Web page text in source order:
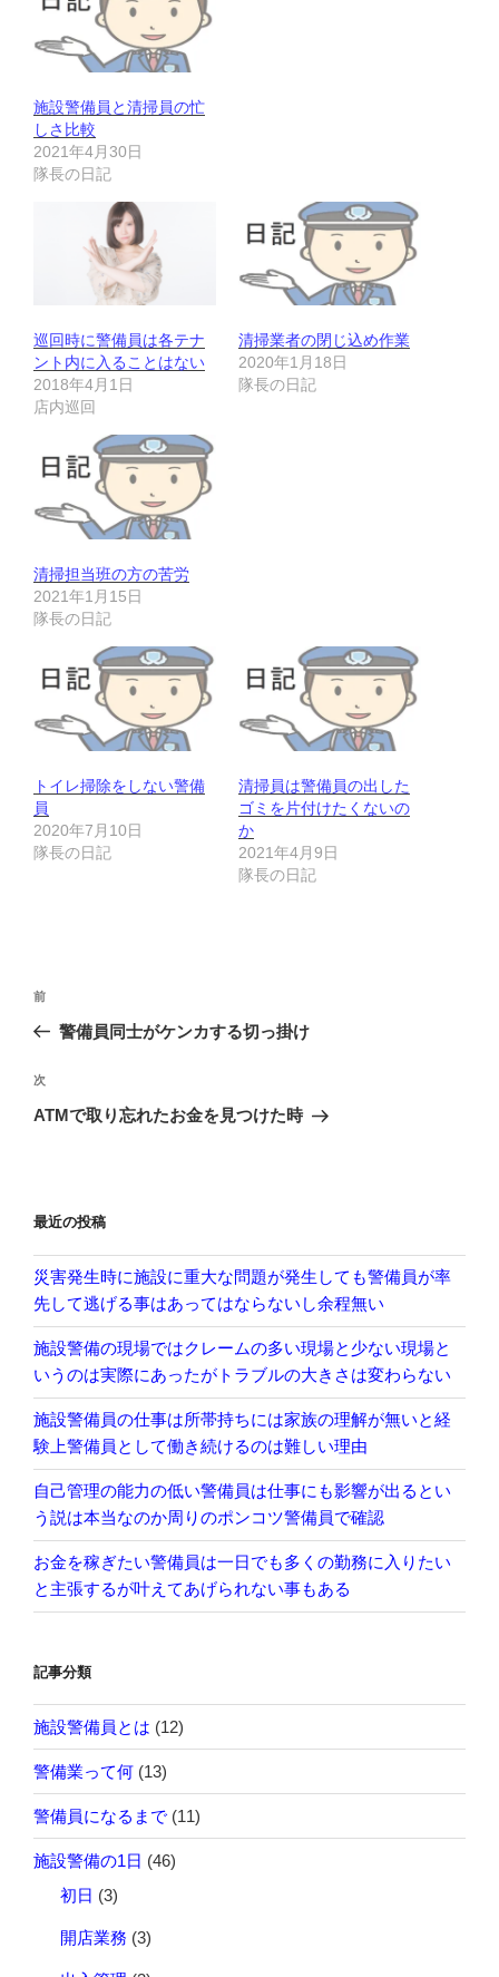
施設警備員と清掃員の忙
しさ比較
2021年4月30日
隊長の日記
巡回時に警備員は各テナ
ント内に入ることはない
2018年4月1日
店内巡回
清掃業者の閉じ込め作業
2020年1月18日
隊長の日記
清掃担当班の方の苦労
2021年1月15日
隊長の日記
トイレ掃除をしない警備
員
2020年7月10日
隊長の日記
清掃員は警備員の出した
ゴミを片付けたくないの
か
2021年4月9日
隊長の日記
投
ナ
ビ
ゲ
ン
前
の
稿
前
警備員同士がケンカする切っ掛け
次
の
次
ATMで取り忘れたお金を見つけた時
最近の投稿
災害発生時に施設に重大な問題が発生しても警備員が率
先して逃げる事はあってはならないし余程無い
施設警備の現場ではクレームの多い現場と少ない現場と
いうのは実際にあったがトラブルの大きさは変わらない
施設警備員の仕事は所帯持ちには家族の理解が無いと経
験上警備員として働き続けるのは難しい理由
自己管理の能力の低い警備員は仕事にも影響が出るとい
う説は本当なのか周りのポンコツ警備員で確認
お金を稼ぎたい警備員は一日でも多くの勤務に入りたい
と主張するが叶えてあげられない事もある
記事分類
施設警備員とは (12)
警備業って何 (13)
警備員になるまで (11)
施設警備の1日 (46)
初日 (3)
開店業務 (3)